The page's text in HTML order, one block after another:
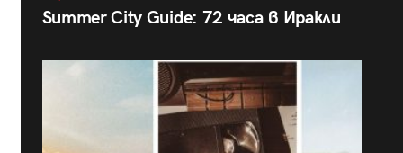
Summer City Guide: 72 часа в Иракли